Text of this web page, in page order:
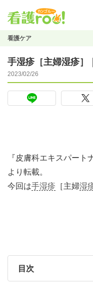
看護ケア
手湿疹［主婦湿疹
2023/02/26
『皮膚科エキスパート
より転載。
今回は手湿疹 ［主婦湿
目次